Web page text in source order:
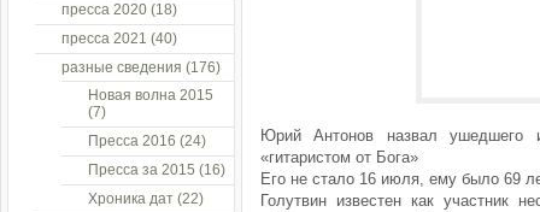
Юрий Антонов назвал ушедшего
«гитаристом от Бога»
Его не стало 16 июля, ему было 69
Голутвин известен как участник
пресса 2020 (18)
пресса 2021 (40)
разные сведения (176)
Новая волна 2015
(7)
Пресса 2016 (24)
Пресса за 2015 (16)
Хроника дат (22)